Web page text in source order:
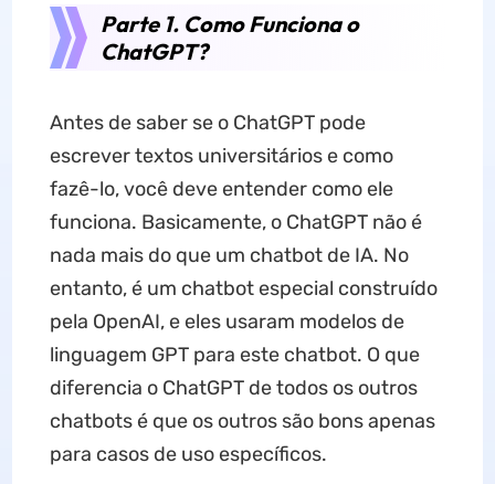
Parte 1. Como Funciona o
ChatGPT?
Antes de saber se o ChatGPT pode
escrever textos universitários e como
fazê-lo, você deve entender como ele
funciona. Basicamente, o ChatGPT não é
nada mais do que um chatbot de IA. No
entanto, é um chatbot especial construído
pela OpenAI, e eles usaram modelos de
linguagem GPT para este chatbot. O que
diferencia o ChatGPT de todos os outros
chatbots é que os outros são bons apenas
para casos de uso específicos.